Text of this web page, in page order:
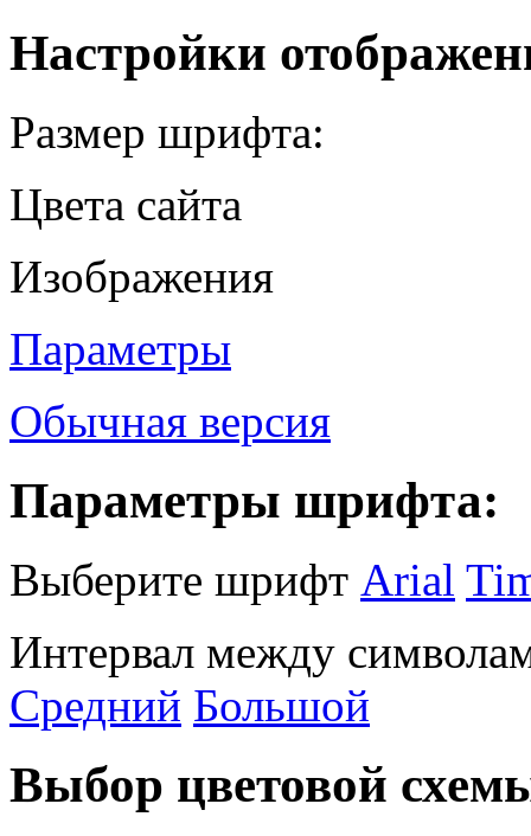
Настройки
Размер шрифта:
Цвета сайта
Изображения
Параметры
Обычная версия
Параметры шрифта:
Выберите шрифт Arial
Интервал между
Средний Большой
Выбор цветовой